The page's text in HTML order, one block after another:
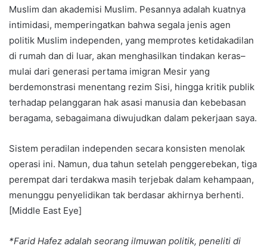
Muslim dan akademisi Muslim. Pesannya adalah kuatnya
intimidasi, memperingatkan bahwa segala jenis agen
politik Muslim independen, yang memprotes ketidakadilan
di rumah dan di luar, akan menghasilkan tindakan keras–
mulai dari generasi pertama imigran Mesir yang
berdemonstrasi menentang rezim Sisi, hingga kritik publik
terhadap pelanggaran hak asasi manusia dan kebebasan
beragama, sebagaimana diwujudkan dalam pekerjaan saya.
Sistem peradilan independen secara konsisten menolak
operasi ini. Namun, dua tahun setelah penggerebekan, tiga
perempat dari terdakwa masih terjebak dalam kehampaan,
menunggu penyelidikan tak berdasar akhirnya berhenti.
[Middle East Eye]
*Farid Hafez adalah seorang ilmuwan politik, peneliti di